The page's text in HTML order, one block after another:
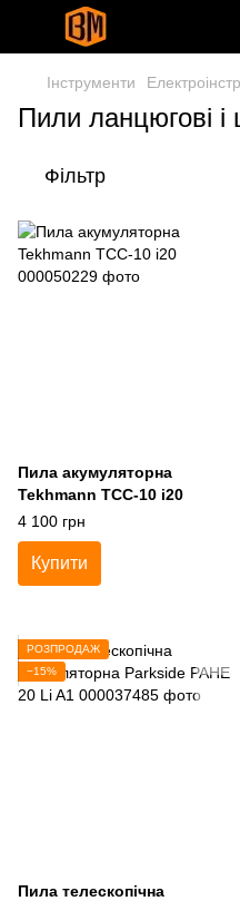
Інструменти
Пили ланцюгові і
Фільтр
Пила акумуляторна
Tekhmann ТСС-10 i20
4 100 грн
Купити
РОЗПРОДАЖ
−15%
Пила телескопічна